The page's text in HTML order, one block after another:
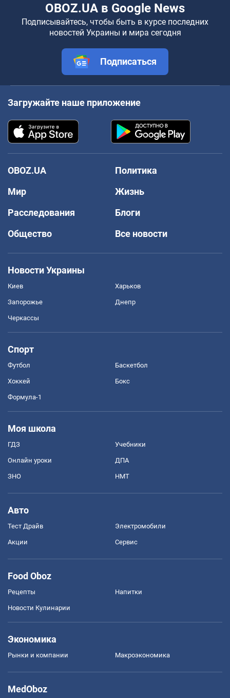
OBOZ.UA в Google News
Подписывайтесь, чтобы быть в курсе последних
новостей Украины и мира сегодня
Подписаться
Загружайте наше приложение
OBOZ.UA
Политика
Мир
Жизнь
Расследования
Блоги
Общество
Все новости
Новости Украины
Киев Харьков
Запорожье Днепр
Черкассы
Спорт
Футбол Баскетбол
Хоккей Бокс
Формула-1
Моя школа
ГДЗ Учебники
Онлайн уроки ДПА
ЗНО НМТ
Авто
Тест Драйв Электромобили
Акции Сервис
Food Oboz
Рецепты Напитки
Новости Кулинарии
Экономика
Рынки и компании Mакроэкономика
MedOboz